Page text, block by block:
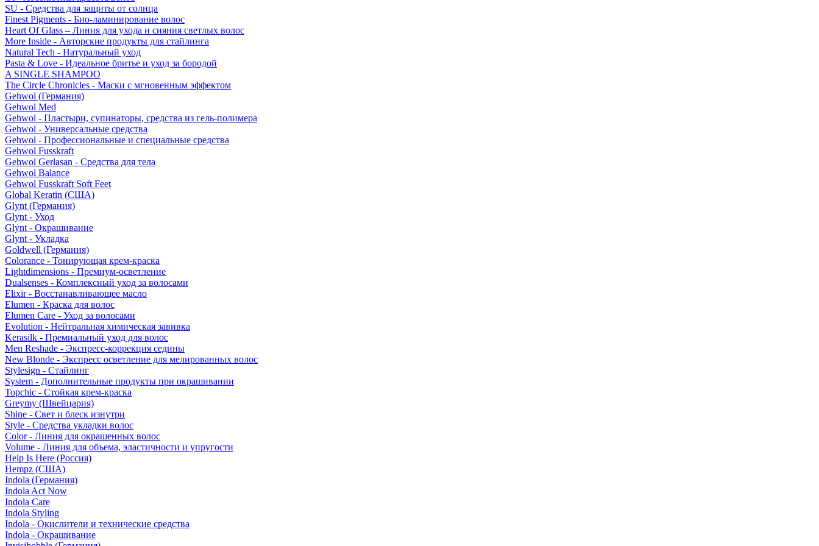
SU - Средства для защиты от солнца
Finest Pigments - Био-ламинирование волос
Heart Of Glass – Линия для ухода и сияния светлых волос
More Inside - Авторские продукты для стайлинга
Natural Tech - Натуральный уход
Pasta & Love - Идеальное бритье и уход за бородой
A SINGLE SHAMPOO
The Circle Chronicles - Маски с мгновенным эффектом
Gehwol (Германия)
Gehwol Med
Gehwol - Пластыри, супинаторы, средства из гель-полимера
Gehwol - Универсальные средства
Gehwol - Профессиональные и специальные средства
Gehwol Fusskraft
Gehwol Gerlasan - Средства для тела
Gehwol Balance
Gehwol Fusskraft Soft Feet
Global Keratin (США)
Glynt (Германия)
Glynt - Уход
Glynt - Окрашивание
Glynt - Укладка
Goldwell (Германия)
Colorance - Тонирующая крем-краска
Lightdimensions - Премиум-осветление
Dualsenses - Комплексный уход за волосами
Elixir - Восстанавливающее масло
Elumen - Краска для волос
Elumen Care - Уход за волосами
Evolution - Нейтральная химическая завивка
Kerasilk - Премиальный уход для волос
Men Reshade - Экспресс-коррекция седины
New Blonde - Экспресс осветление для мелированных волос
Stylesign - Стайлинг
System - Дополнительные продукты при окрашивании
Topchic - Стойкая крем-краска
Greymy (Швейцария)
Shine - Свет и блеск изнутри
Style - Средства укладки волос
Color - Линия для окрашенных волос
Volume - Линия для объема, эластичности и упругости
Help Is Here (Россия)
Hempz (США)
Indola (Германия)
Indola Act Now
Indola Care
Indola Styling
Indola - Окислители и технические средства
Indola - Окрашивание